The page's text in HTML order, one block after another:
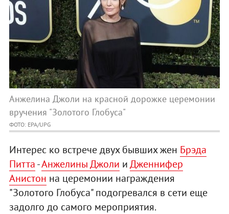
Анжелина Джоли на красной дорожке церемонии
вручения "Золотого Глобуса"
ФОТО: EPA/UPG
Интерес ко встрече двух бывших жен Брэда
Питта-Анжелины Джоли иДженнифер
Анистон на церемонии награждения
"Золотого Глобуса" подогревался в сети еще
задолго до самого мероприятия.